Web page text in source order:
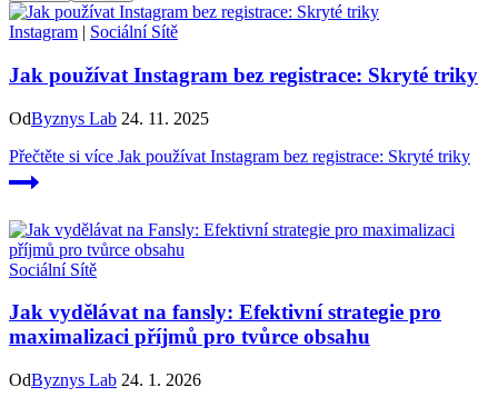
Instagram | Sociální Sítě
Jak používat Instagram bez registrace: Skryté triky
OdByznys Lab 24. 11. 2025
Přečtěte si více Jak používat Instagram bez registrace: Skryté triky
Sociální Sítě
Jak vydělávat na fansly: Efektivní strategie pro
maximalizaci příjmů pro tvůrce obsahu
OdByznys Lab 24. 1. 2026